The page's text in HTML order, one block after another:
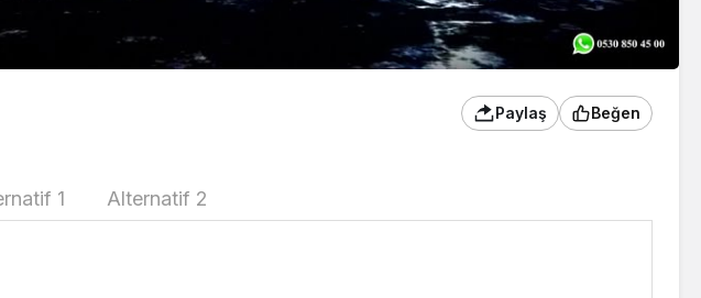
Paylaş Beğen
1 Alternatif 2